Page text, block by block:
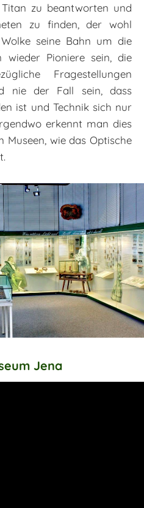
zu beantworten und
zu finden, der wohl
seine Bahn um die
wieder Pioniere sein, die
Fragestellungen
nie der Fall sein, dass
ist und Technik sich nur
erkennt man dies
wie das Optische
Jena